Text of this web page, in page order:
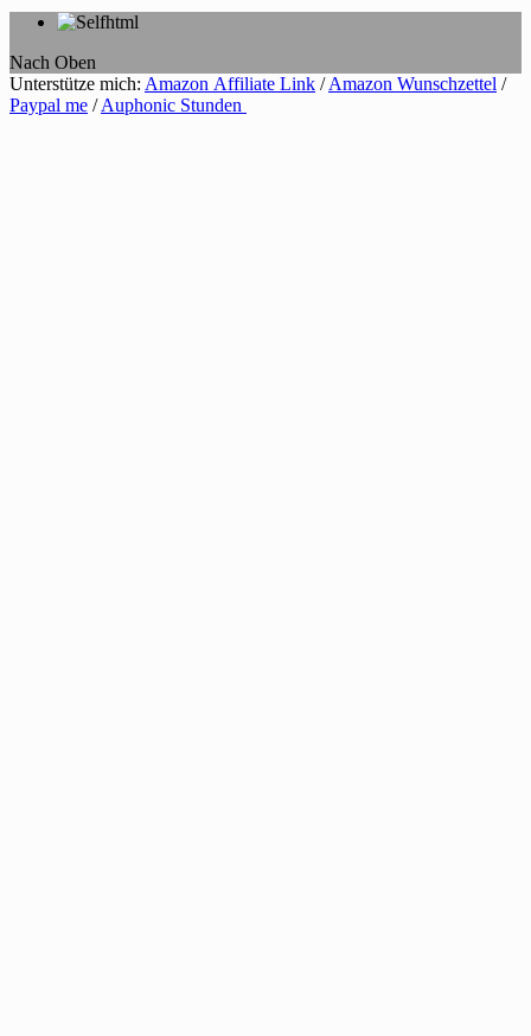
Nach Oben
Unterstütze mich: Amazon Affiliate Link /Amazon Wunschzettel /
Paypal me /Auphonic Stunden